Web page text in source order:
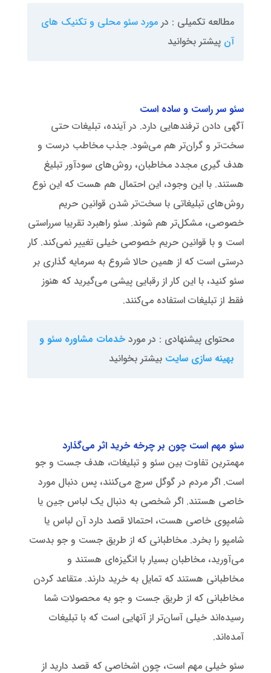
مطالعه تکمیلی : در مورد سئو محلی و تکنیک های
آن پیشتر بخوانید
سئو سر راست و ساده است
آگهی دادن ترفندهایی دارد. در آینده، تبلیغات حتی
سخت‌تر و گران‌تر هم می‌شود. جذب مخاطب درست و
هدف گیری مجدد مخاطبان، روش‌های سودآور تبلیغ
هستند. با این وجود، این احتمال هم هست که این نوع
روش‌های تبلیغاتی با سخت‌تر شدن قوانین حریم
خصوصی، مشکل‌تر هم ‌شوند. سئو راهبرد تقریبا سرراستی
است و با قوانین حریم خصوصی خیلی تغییر نمی‌کند. کار
درستی است که از همین حالا شروع به سرمایه گذاری بر
سئو کنید، با این کار از رقبایی پیشی می‌گیرید که هنوز
فقط از تبلیغات استفاده می‌کنند.
محتوای پیشنهادی : در مورد خدمات مشاوره سئو و
بهینه سازی سایت بیشتر بخوانید
سئو مهم است چون بر چرخه خرید اثر می‌گذارد
مهمترین تفاوت بین سئو و تبلیغات، هدف جست و جو
است. اگر مردم در گوگل سرچ می‌کنند، پس دنبال مورد
خاصی هستند. اگر شخصی به دنبال یک لباس جین یا
شامپوی خاصی هست، احتمالا قصد دارد آن لباس یا
شامپو را بخرد. مخاطبانی که از طریق جست و جو بدست
می‌آورید، مخاطبان بسیار با انگیزه‌ای هستند و
مخاطبانی هستند که تمایل به خرید دارند. متقاعد کردن
مخاطبانی که از طریق جست و جو به محصولات شما
رسیده‌اند خیلی آسان‌تر از آنهایی است که با تبلیغات
آمده‌اند.
سئو خیلی مهم است، چون اشخاصی که قصد دارید از